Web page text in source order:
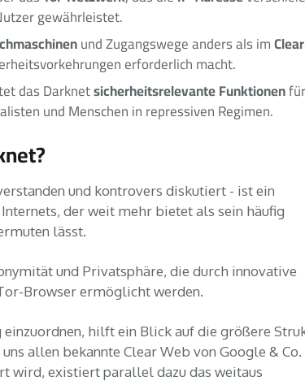
gewährleistet.
und Zugangswege anders als im
erforderlich macht.
das Darknetsicherheitsrelevante Funktionenfür
und Menschen in repressiven Regimen.
und kontrovers diskutiert - ist ein
der weit mehr bietet als sein häufig
lässt.
und Privatsphäre, die durch innovative
Browser ermöglicht werden.
hilft ein Blick auf die größere
allen bekannte Clear Web von Google & Co.
wird, existiert parallel dazu das weitaus